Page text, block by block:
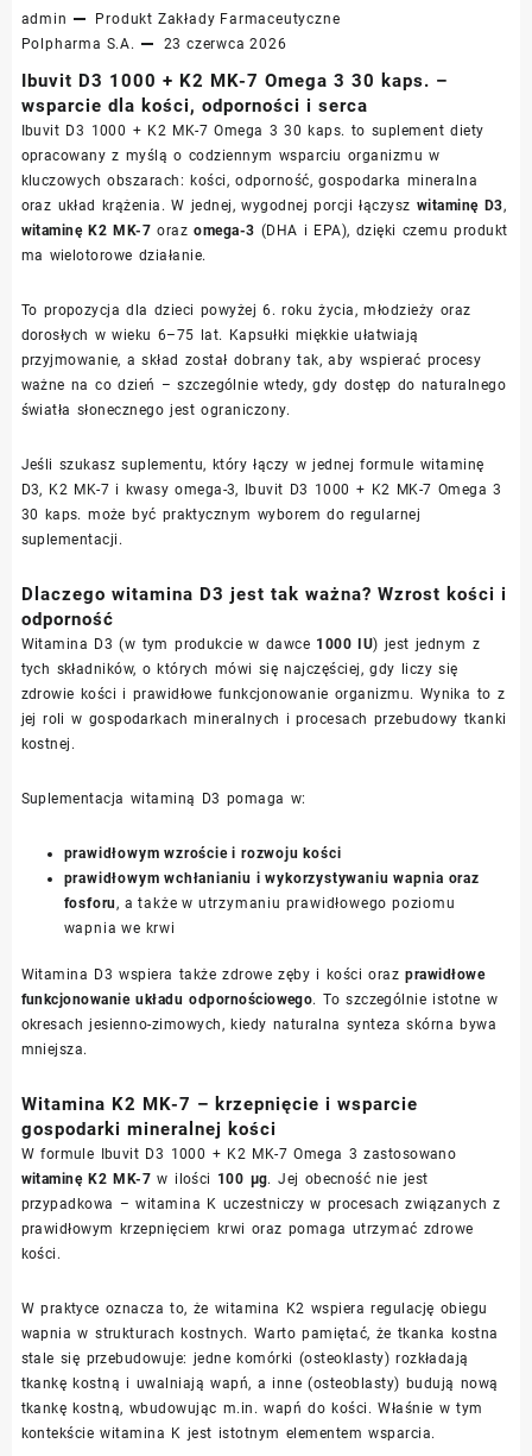
admin Produkt Zakłady Farmaceutyczne
Polpharma S.A.
23 czerwca 2026
Ibuvit D3 1000 + K2 MK-7 Omega 3 30 kaps. –
wsparcie dla kości, odporności i serca
Ibuvit D3 1000 + K2 MK-7 Omega 3 30 kaps. to suplement diety
opracowany z myślą o codziennym wsparciu organizmu w
kluczowych obszarach: kości, odporność, gospodarka mineralna
oraz układ krążenia. W jednej, wygodnej porcji łączysz witaminę D3,
witaminę K2 MK-7 orazomega-3 (DHA i EPA), dzięki czemu produkt
ma wielotorowe działanie.
To propozycja dla dzieci powyżej 6. roku życia, młodzieży oraz
dorosłych w wieku 6–75 lat. Kapsułki miękkie ułatwiają
przyjmowanie, a skład został dobrany tak, aby wspierać procesy
ważne na co dzień – szczególnie wtedy, gdy dostęp do naturalnego
światła słonecznego jest ograniczony.
Jeśli szukasz suplementu, który łączy w jednej formule witaminę
D3, K2 MK-7 i kwasy omega-3, Ibuvit D3 1000 + K2 MK-7 Omega 3
30 kaps. może być praktycznym wyborem do regularnej
suplementacji.
Dlaczego witamina D3 jest tak ważna? Wzrost kości i
odporność
Witamina D3 (w tym produkcie w dawce 1000 IU) jest jednym z
tych składników, o których mówi się najczęściej, gdy liczy się
zdrowie kości i prawidłowe funkcjonowanie organizmu. Wynika to z
jej roli w gospodarkach mineralnych i procesach przebudowy tkanki
kostnej.
Suplementacja witaminą D3 pomaga w:
prawidłowym wzroście i rozwoju kości
prawidłowym wchłanianiu i wykorzystywaniu wapnia oraz
fosforu , a także w utrzymaniu prawidłowego poziomu
wapnia we krwi
Witamina D3 wspiera także zdrowe zęby i kości orazprawidłowe
funkcjonowanie układu odpornościowego. To szczególnie istotne w
okresach jesienno-zimowych, kiedy naturalna synteza skórna bywa
mniejsza.
Witamina K2 MK-7 – krzepnięcie i wsparcie
gospodarki mineralnej kości
W formule Ibuvit D3 1000 + K2 MK-7 Omega 3 zastosowano
witaminę K2 MK-7 w ilości 100 µg. Jej obecność nie jest
przypadkowa – witamina K uczestniczy w procesach związanych z
prawidłowym krzepnięciem krwi oraz pomaga utrzymać zdrowe
kości.
W praktyce oznacza to, że witamina K2 wspiera regulację obiegu
wapnia w strukturach kostnych. Warto pamiętać, że tkanka kostna
stale się przebudowuje: jedne komórki (osteoklasty) rozkładają
tkankę kostną i uwalniają wapń, a inne (osteoblasty) budują nową
tkankę kostną, wbudowując m.in. wapń do kości. Właśnie w tym
kontekście witamina K jest istotnym elementem wsparcia.